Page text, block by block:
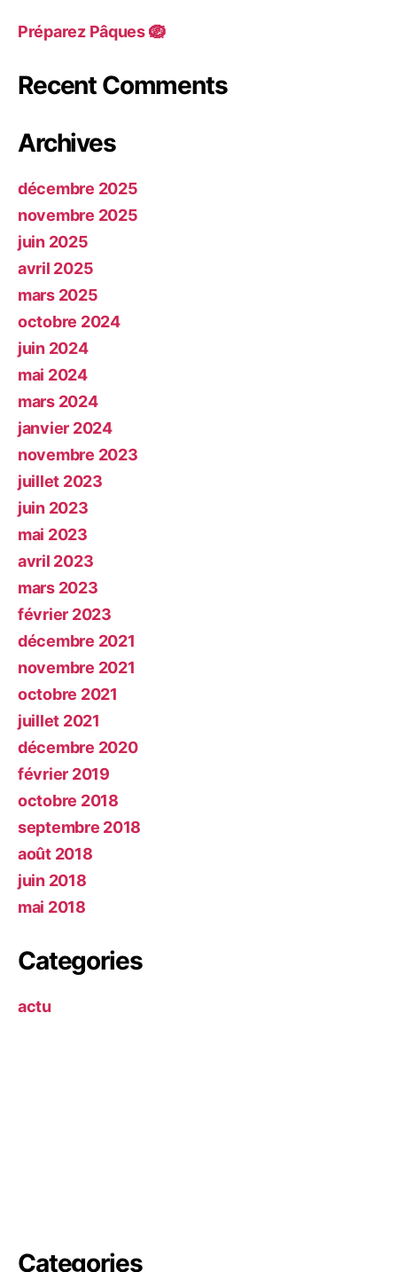
Préparez Pâques 🪺
Recent Comments
Archives
décembre 2025
novembre 2025
juin 2025
avril 2025
mars 2025
octobre 2024
juin 2024
mai 2024
mars 2024
janvier 2024
novembre 2023
juillet 2023
juin 2023
mai 2023
avril 2023
mars 2023
février 2023
décembre 2021
novembre 2021
octobre 2021
juillet 2021
décembre 2020
février 2019
octobre 2018
septembre 2018
août 2018
juin 2018
mai 2018
Categories
actu
Categories